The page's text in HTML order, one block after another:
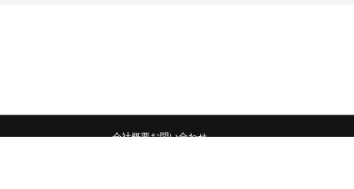
会社概要お問い合わせ